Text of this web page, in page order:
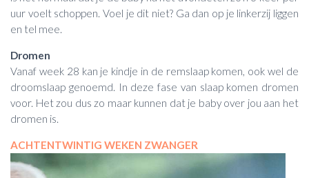
uur voelt schoppen. Voel je dit niet? Ga dan op je linkerzij liggen
en tel mee.
Dromen
Vanaf week 28 kan je kindje in de remslaap komen, ook wel de
droomslaap genoemd. In deze fase van slaap komen dromen
voor. Het zou dus zo maar kunnen dat je baby over jou aan het
dromen is.
ACHTENTWINTIG WEKEN ZWANGER